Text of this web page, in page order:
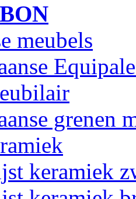
meubels
grenen
keramiek